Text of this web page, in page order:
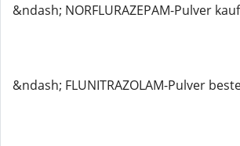
&ndash; NORFLURAZEPAM-Pulver
&ndash; FLUNITRAZOLAM-Pulver